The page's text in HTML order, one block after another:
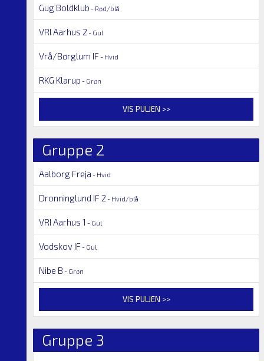
Gug Boldklub - Rød/blå
VRI Aarhus 2 - Gul
Vrå/Børglum IF - Hvid
RKG Klarup - Grøn
VIS PULJEN >>
Gruppe 2
Aalborg Freja - Hvid
Dronninglund IF 2 - Hvid/blå
VRI Aarhus 1 - Gul
Vodskov IF - Gul
Nibe B - Grøn
VIS PULJEN >>
Gruppe 3